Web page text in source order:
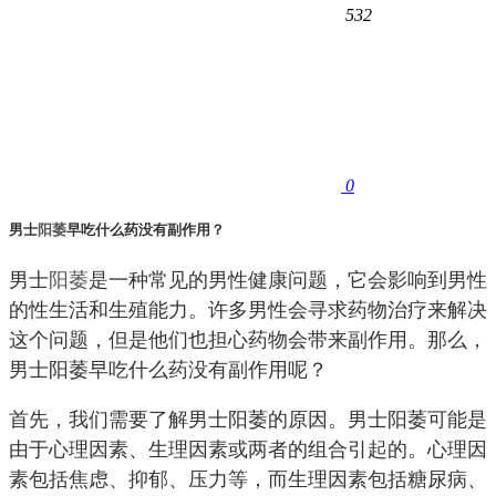
532
0
男士阳萎早吃什么药没有副作用？
男士阳萎是一种常见的男性健康问题，它会影响到男性
的性生活和生殖能力。许多男性会寻求药物治疗来解决
这个问题，但是他们也担心药物会带来副作用。那么，
男士阳萎早吃什么药没有副作用呢？
首先，我们需要了解男士阳萎的原因。男士阳萎可能是
由于心理因素、生理因素或两者的组合引起的。心理因
素包括焦虑、抑郁、压力等，而生理因素包括糖尿病、